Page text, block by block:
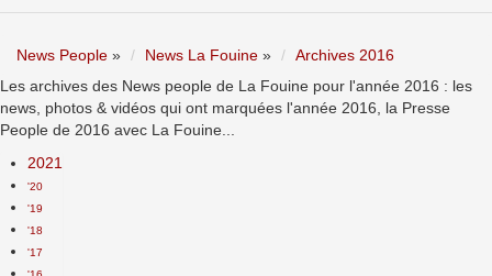
News People » News La Fouine »
Archives 2016
Les archives des News people de La Fouine pour l'année 2016 : les
news, photos & vidéos qui ont marquées l'année 2016, la Presse
People de 2016 avec La Fouine...
2021
'20
'19
'18
'17